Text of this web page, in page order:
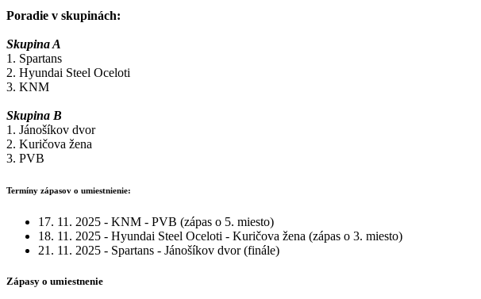
Poradie v skupinách:
Skupina A
1. Spartans
2. Hyundai Steel Oceloti
3. KNM
Skupina B
1. Jánošíkov dvor
2. Kuričova žena
3. PVB
Termíny zápasov o umiestnienie:
17. 11. 2025 - KNM - PVB (zápas o 5. miesto)
18. 11. 2025 - Hyundai Steel Oceloti - Kuričova žena (zápas o 3. miesto)
21. 11. 2025 - Spartans - Jánošíkov dvor (finále)
Zápasy o umiestnenie